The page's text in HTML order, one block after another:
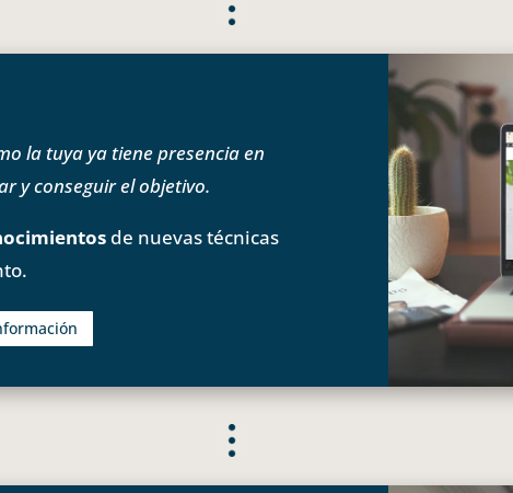
la tuya ya tiene presencia en
y conseguir el objetivo.
de nuevas técnicas